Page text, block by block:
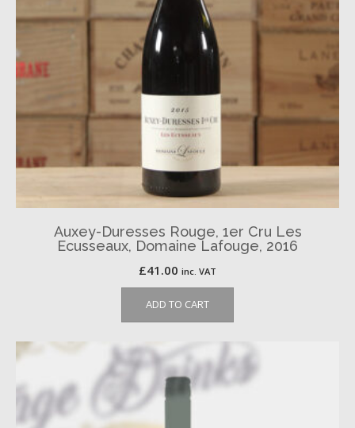
Auxey-Duresses Rouge, 1er Cru Les
Ecusseaux, Domaine Lafouge, 2016
£41.00 inc. VAT
ADD TO CART